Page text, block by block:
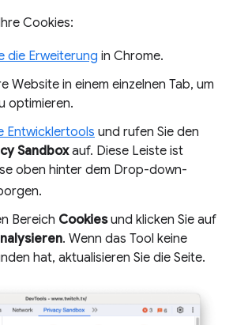
Cookies:
die Erweiterung in Chrome.
Website in einem einzelnen Tab, um
optimieren.
Entwicklertools und rufen Sie den
Sandboxauf. Diese Leiste ist
oben hinter dem Drop-down-
Bereich Cookiesund klicken Sie auf
. Wenn das Tool keine
hat, aktualisieren Sie die Seite.